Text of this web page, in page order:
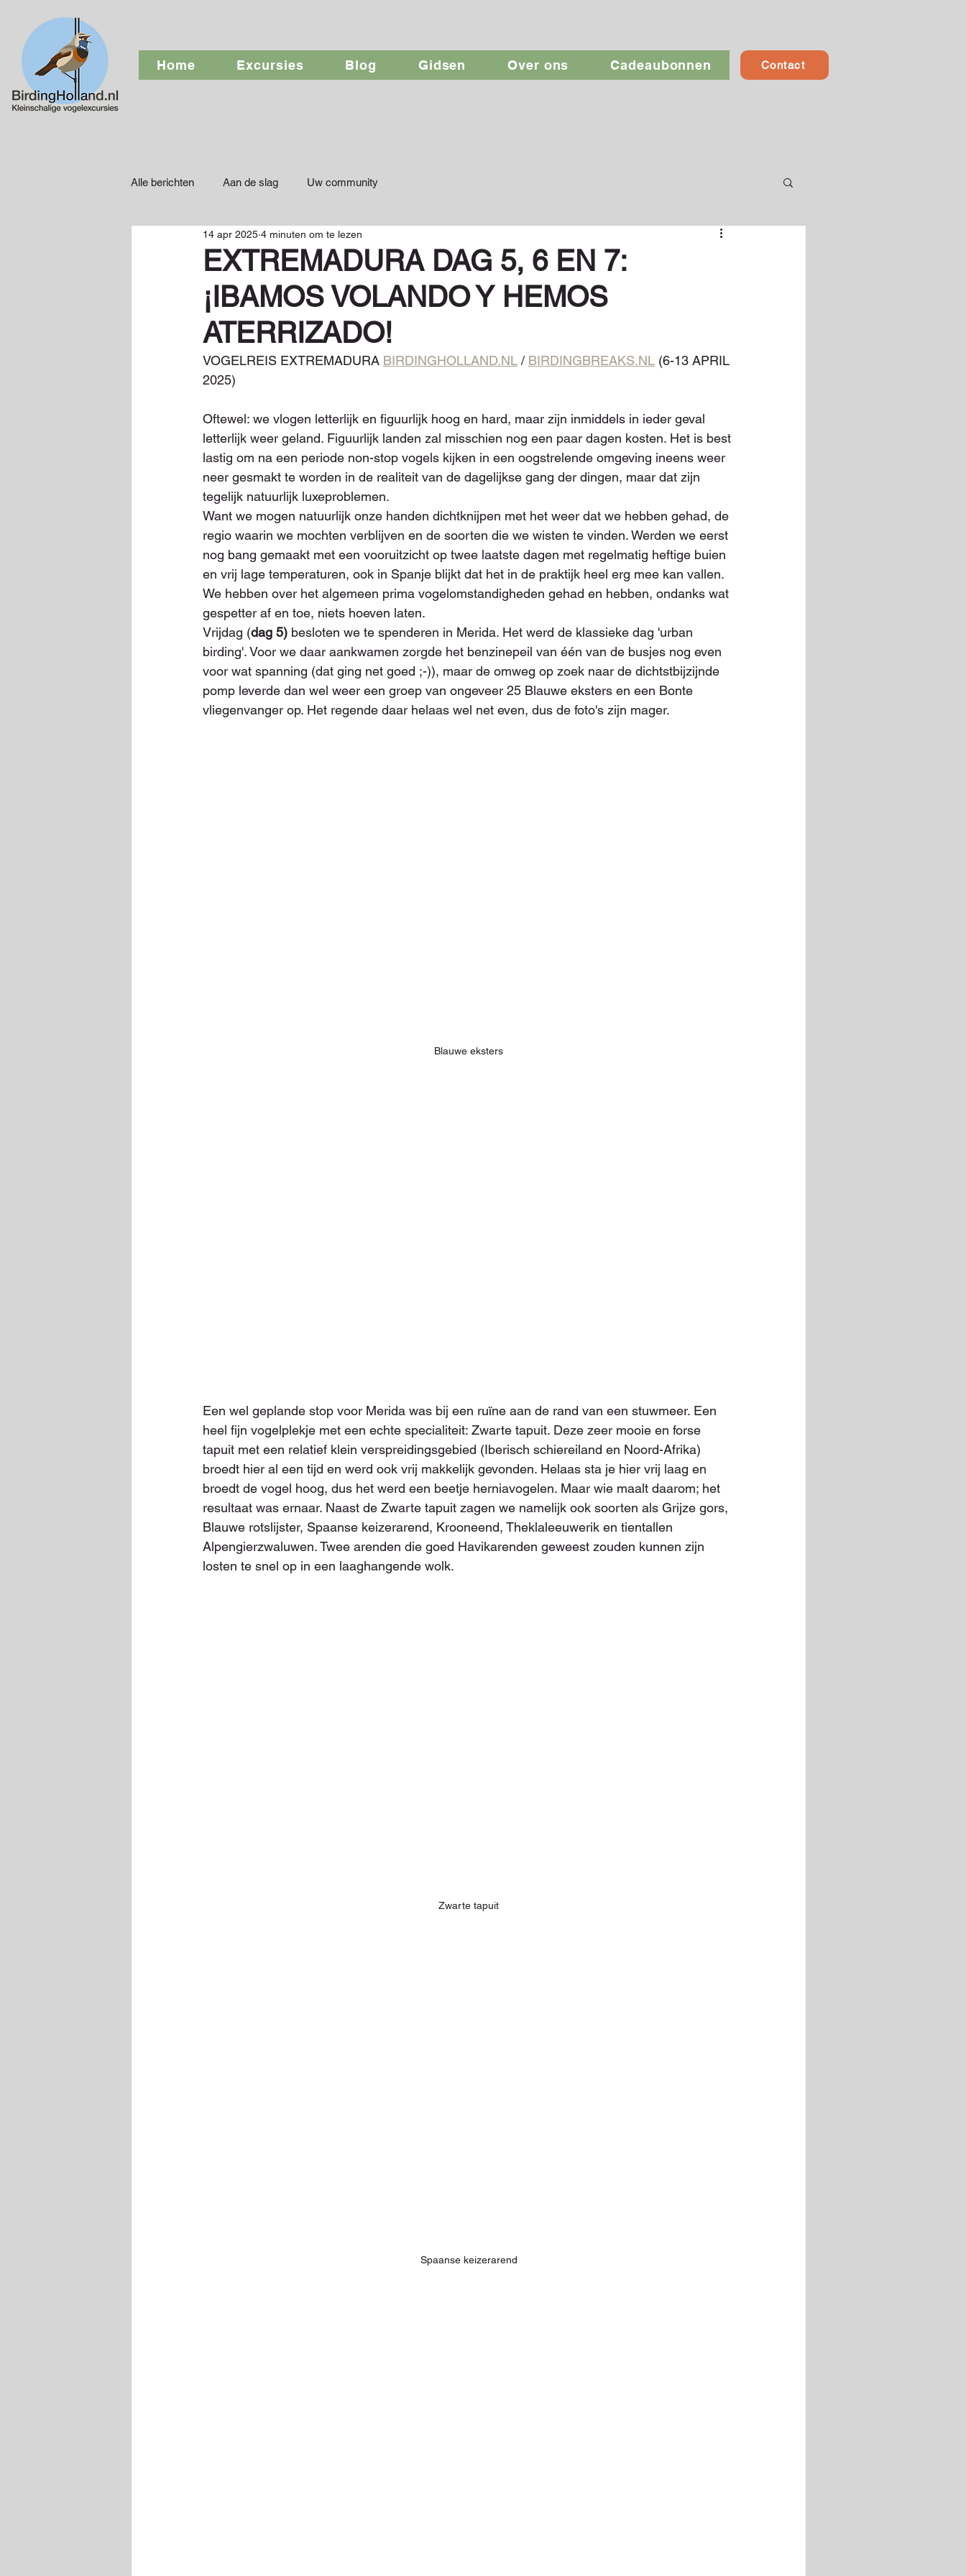
Home Excursies Blog Gidsen Over ons Cadeaubonnen Contact
Alle berichten Aan de slag Uw community
EXTREMADURA DAG 5, 6 EN 7:
¡IBAMOS VOLANDO Y HEMOS
ATERRIZADO!
14 apr 2025 4 minuten om te lezen
VOGELREIS EXTREMADURA BIRDINGHOLLAND.NL / BIRDINGBREAKS.NL (6-13 APRIL
2025)
Oftewel: we vlogen letterlijk en figuurlijk hoog en hard, maar zijn inmiddels in ieder geval
letterlijk weer geland. Figuurlijk landen zal misschien nog een paar dagen kosten. Het is best
lastig om na een periode non-stop vogels kijken in een oogstrelende omgeving ineens weer
neer gesmakt te worden in de realiteit van de dagelijkse gang der dingen, maar dat zijn
tegelijk natuurlijk luxeproblemen.
Want we mogen natuurlijk onze handen dichtknijpen met het weer dat we hebben gehad, de
regio waarin we mochten verblijven en de soorten die we wisten te vinden. Werden we eerst
nog bang gemaakt met een vooruitzicht op twee laatste dagen met regelmatig heftige buien
en vrij lage temperaturen, ook in Spanje blijkt dat het in de praktijk heel erg mee kan vallen.
We hebben over het algemeen prima vogelomstandigheden gehad en hebben, ondanks wat
gespetter af en toe, niets hoeven laten.
Vrijdag (dag 5) besloten we te spenderen in Merida. Het werd de klassieke dag 'urban
birding'. Voor we daar aankwamen zorgde het benzinepeil van één van de busjes nog even
voor wat spanning (dat ging net goed ;-)), maar de omweg op zoek naar de dichtstbijzijnde
pomp leverde dan wel weer een groep van ongeveer 25 Blauwe eksters en een Bonte
vliegenvanger op. Het regende daar helaas wel net even, dus de foto's zijn mager.
Blauwe eksters
Een wel geplande stop voor Merida was bij een ruïne aan de rand van een stuwmeer. Een
heel fijn vogelplekje met een echte specialiteit: Zwarte tapuit. Deze zeer mooie en forse
tapuit met een relatief klein verspreidingsgebied (Iberisch schiereiland en Noord-Afrika)
broedt hier al een tijd en werd ook vrij makkelijk gevonden. Helaas sta je hier vrij laag en
broedt de vogel hoog, dus het werd een beetje herniavogelen. Maar wie maalt daarom; het
resultaat was ernaar. Naast de Zwarte tapuit zagen we namelijk ook soorten als Grijze gors,
Blauwe rotslijster, Spaanse keizerarend, Krooneend, Theklaleeuwerik en tientallen
Alpengierzwaluwen. Twee arenden die goed Havikarenden geweest zouden kunnen zijn
losten te snel op in een laaghangende wolk.
Zwarte tapuit
Spaanse keizerarend